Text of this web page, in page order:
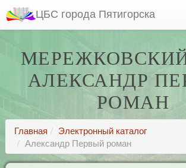
ЦБС города Пятигорска
АЛЕКСАНДР
РОМАН
Главная
Электронный каталог
Александр Первый роман